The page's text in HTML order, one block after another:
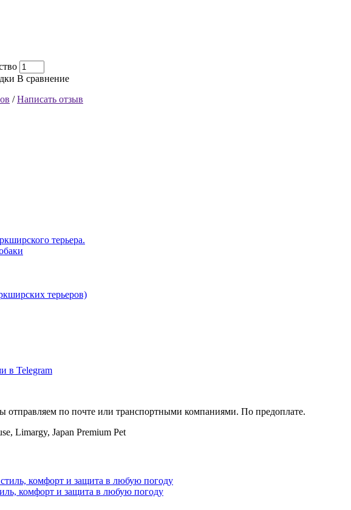
В сравнение
/Написать отзыв
терьера.
терьеров)
в Telegram
отправляем по почте или транспортными компаниями. По предоплате.
Limargy, Japan Premium Pet
комфорт и защита в любую погоду